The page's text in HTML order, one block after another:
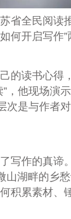
全民阅读
何开启写作”
读书心得
他现场演
是与作
作的真
湖畔的乡
累素材、